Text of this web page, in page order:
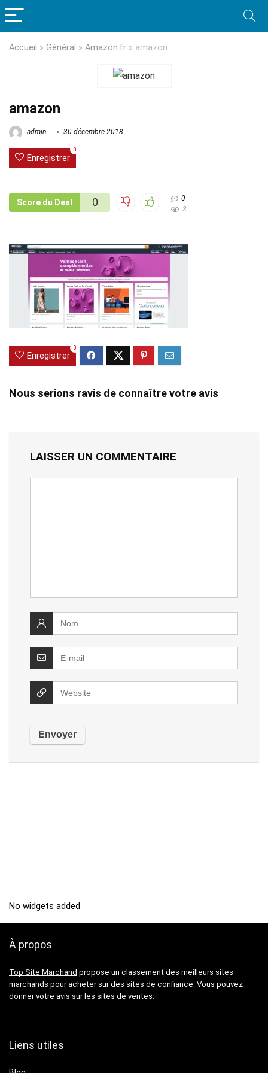
Accueil » Général » Amazon.fr » amazon
amazon
admin 30 décembre 2018
Enregistrer
0
Score du Deal 0
0
3
Enregistrer
0
Nous serions ravis de connaître votre avis
LAISSER UN COMMENTAIRE
No widgets added
À propos
Top Site Marchand propose un classement des meilleurs sites
marchands pour acheter sur des sites de confiance. Vous pouvez
donner votre avis sur les sites de ventes.
Liens utiles